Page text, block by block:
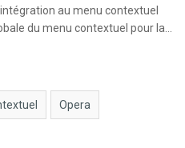
au menu contextuel
du menu contextuel pour la…
Opera